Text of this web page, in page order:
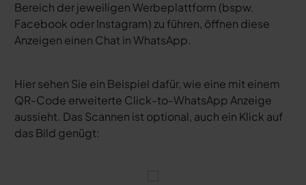
Bereich der jeweiligen Werbeplattform (bspw.
Facebook oder Instagram) zu führen, öffnen diese
Anzeigen einen Chat in WhatsApp.
Hier sehen Sie ein Beispiel dafür, wie eine mit einem
QR-Code erweiterte Click-to-WhatsApp Anzeige
aussieht. Das Scannen ist optional, auch ein Klick auf
das Bild genügt: